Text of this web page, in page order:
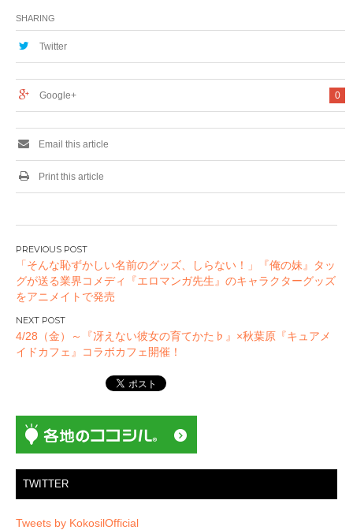
SHARING
Twitter
0
Google+
Email this article
Print this article
投
稿
ナ
ビ
ゲ
ー
ン
「そんな恥ずかしい名前のグッズ、しらない！」『俺の妹』タッ
グが送る業界コメディ『エロマンガ先生』のキャラクターグッズ
をアニメイトで発売
4/28（金）～『冴えない彼女の育てかた♭』×秋葉原『キュアメ
イドカフェ』コラボカフェ開催！
TWITTER
Tweets by KokosilOfficial